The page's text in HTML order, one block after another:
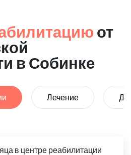
от
в Собинке
Лечение
в центре реабилитации